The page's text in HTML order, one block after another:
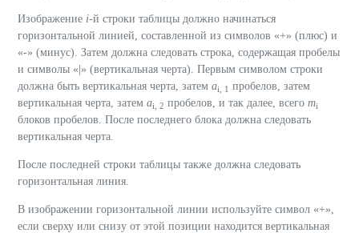
Изображение i-й строки таблицы должно начинаться
горизонтальной линией, составленной из символов «+» (плюс) и
«-» (минус). Затем должна следовать строка, содержащая пробелы
и символы «|» (вертикальная черта). Первым символом строки
должна быть вертикальная черта, затем ai, 1
пробелов, затем
вертикальная черта, затем ai, 2 пробелов, и так далее, всего mi
блоков пробелов. После последнего блока должна следовать
вертикальная черта.
После последней строки таблицы также должна следовать
горизонтальная линия.
В изображении горизонтальной линии используйте символ «+»,
если сверху или снизу от этой позиции находится вертикальная